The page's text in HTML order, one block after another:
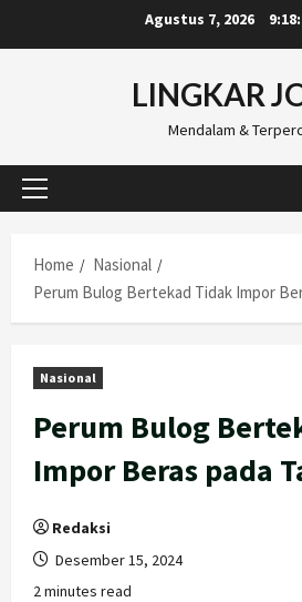
to
Agustus 7, 2026
LINGKAR
Mendalam &
Primary
Home
Nasional
Perum Bulog Bertekad Tidak Impor
Nasional
Perum Bulog
Impor Beras pada
Redaksi
Desember 15, 2024
2 minutes read